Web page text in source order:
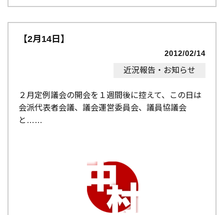
【2月14日】
2012/02/14
近況報告・お知らせ
２月定例議会の開会を１週間後に控えて、この日は
会派代表者会議、議会運営委員会、議員協議会
と…